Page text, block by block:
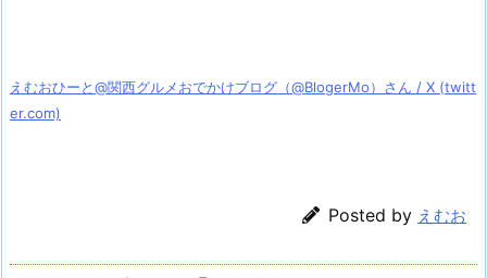
えむおひーと@関西グルメおでかけブログ（@BlogerMo）さん / X (twitt
er.com)
Posted by えむお